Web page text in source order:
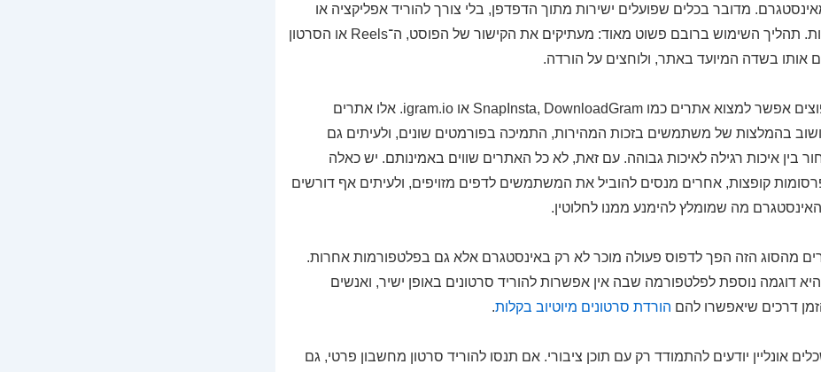
מדובר בכלים שפועלים ישירות מתוך הדפדפן, בלי צורך להוריד אפליקציה או
להירשם לשירות. תהליך השימוש ברובם פשוט מאוד: מעתיקים את הקישור של הפוסט, ה־Reels או הסרטון
אותו בשדה המיועד באתר, ולוחצים על הורדה.
בין הכלים הנפוצים אפשר למצוא אתרים כמו SnapInsta, DownloadGram או igram.io. אלו אתרים
בהמלצות של משתמשים בזכות המהירות, התמיכה בפורמטים שונים, ולעיתים גם
בין איכות רגילה לאיכות גבוהה. עם זאת, לא כל האתרים שווים באמינותם. יש כאלה
קופצות, אחרים מנסים להוביל את המשתמשים לדפים מזויפים, ולעיתים אף דורשים
מה שמומלץ להימנע ממנו לחלוטין.
מהסוג הזה הפך לדפוס פעולה מוכר לא רק באינסטגרם אלא גם בפלטפורמות אחרות.
היא דוגמה נוספת לפלטפורמה שבה אין אפשרות להוריד סרטונים באופן ישיר, ואנשים
דרכים שיאפשרו להם הורדת סרטונים מיוטיוב בקלות.
אונליין יודעים להתמודד רק עם תוכן ציבורי. אם תנסו להוריד סרטון מחשבון פרטי, גם